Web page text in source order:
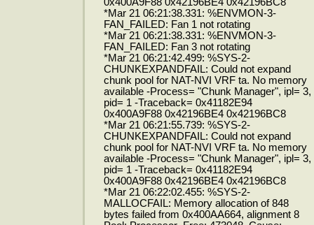
*Mar 21 06:21:38.331: %ENVMON-3-
FAN_FAILED: Fan 1 not rotating
*Mar 21 06:21:38.331: %ENVMON-3-
FAN_FAILED: Fan 3 not rotating
*Mar 21 06:21:42.499: %SYS-2-
CHUNKEXPANDFAIL: Could not expand
chunk pool for NAT-NVI VRF ta. No memory
available -Process= "Chunk Manager", ipl= 3,
pid= 1 -Traceback= 0x41182E94
0x400A9F88 0x42196BE4 0x42196BC8
*Mar 21 06:21:55.739: %SYS-2-
CHUNKEXPANDFAIL: Could not expand
chunk pool for NAT-NVI VRF ta. No memory
available -Process= "Chunk Manager", ipl= 3,
pid= 1 -Traceback= 0x41182E94
0x400A9F88 0x42196BE4 0x42196BC8
*Mar 21 06:22:02.455: %SYS-2-
MALLOCFAIL: Memory allocation of 848
bytes failed from 0x400AA664, alignment 8